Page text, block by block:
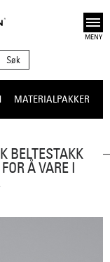
Open
MATERIALPAKKER
BELTESTAKK
Å VARE I